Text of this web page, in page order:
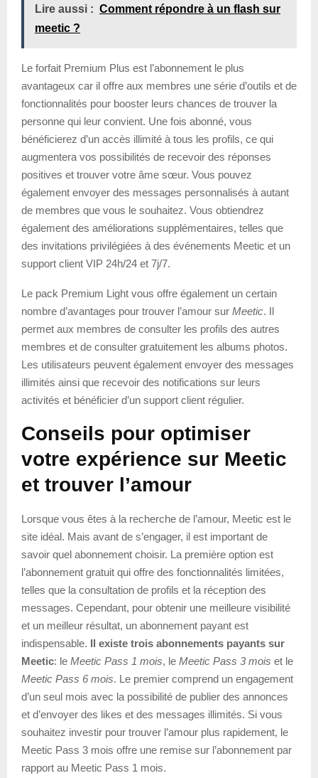
Lire aussi : Comment répondre à un flash sur
meetic ?
Le forfait Premium Plus est l’abonnement le plus
avantageux car il offre aux membres une série d’outils et de
fonctionnalités pour booster leurs chances de trouver la
personne qui leur convient. Une fois abonné, vous
bénéficierez d’un accès illimité à tous les profils, ce qui
augmentera vos possibilités de recevoir des réponses
positives et trouver votre âme sœur. Vous pouvez
également envoyer des messages personnalisés à autant
de membres que vous le souhaitez. Vous obtiendrez
également des améliorations supplémentaires, telles que
des invitations privilégiées à des événements Meetic et un
support client VIP 24h/24 et 7j/7.
Le pack Premium Light vous offre également un certain
nombre d’avantages pour trouver l’amour sur Meetic. Il
permet aux membres de consulter les profils des autres
membres et de consulter gratuitement les albums photos.
Les utilisateurs peuvent également envoyer des messages
illimités ainsi que recevoir des notifications sur leurs
activités et bénéficier d’un support client régulier.
Conseils pour optimiser
votre expérience sur Meetic
et trouver l’amour
Lorsque vous êtes à la recherche de l’amour, Meetic est le
site idéal. Mais avant de s’engager, il est important de
savoir quel abonnement choisir. La première option est
l’abonnement gratuit qui offre des fonctionnalités limitées,
telles que la consultation de profils et la réception des
messages. Cependant, pour obtenir une meilleure visibilité
et un meilleur résultat, un abonnement payant est
indispensable. Il existe trois abonnements payants sur
Meetic: le Meetic Pass 1 mois, le Meetic Pass 3 mois et le
Meetic Pass 6 mois. Le premier comprend un engagement
d’un seul mois avec la possibilité de publier des annonces
et d’envoyer des likes et des messages illimités. Si vous
souhaitez investir pour trouver l’amour plus rapidement, le
Meetic Pass 3 mois offre une remise sur l’abonnement par
rapport au Meetic Pass 1 mois.